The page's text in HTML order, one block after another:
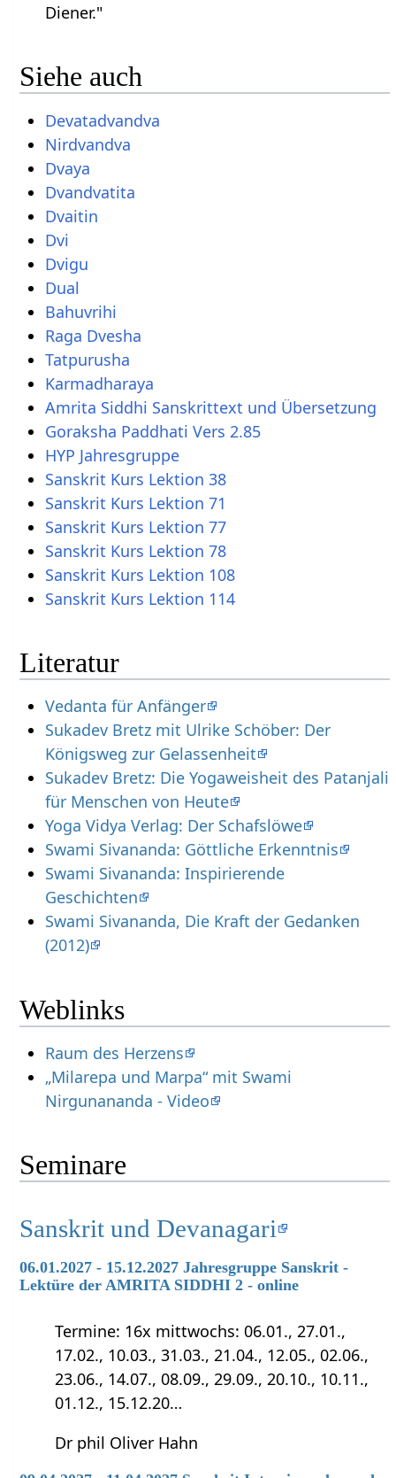
Diener."
Siehe auch
Devatadvandva
Nirdvandva
Dvaya
Dvandvatita
Dvaitin
Dvi
Dvigu
Dual
Bahuvrihi
Raga Dvesha
Tatpurusha
Karmadharaya
Amrita Siddhi Sanskrittext und Übersetzung
Goraksha Paddhati Vers 2.85
HYP Jahresgruppe
Sanskrit Kurs Lektion 38
Sanskrit Kurs Lektion 71
Sanskrit Kurs Lektion 77
Sanskrit Kurs Lektion 78
Sanskrit Kurs Lektion 108
Sanskrit Kurs Lektion 114
Literatur
Vedanta für Anfänger
Sukadev Bretz mit Ulrike Schöber: Der
Königsweg zur Gelassenheit
Sukadev Bretz: Die Yogaweisheit des Patanjali
für Menschen von Heute
Yoga Vidya Verlag: Der Schafslöwe
Swami Sivananda: Göttliche Erkenntnis
Swami Sivananda: Inspirierende
Geschichten
Swami Sivananda, Die Kraft der Gedanken
(2012)
Weblinks
Raum des Herzens
„Milarepa und Marpa“ mit Swami
Nirgunananda - Video
Seminare
Sanskrit und Devanagari
06.01.2027 - 15.12.2027 Jahresgruppe Sanskrit -
Lektüre der AMRITA SIDDHI 2 - online
Termine: 16x mittwochs: 06.01., 27.01.,
17.02., 10.03., 31.03., 21.04., 12.05., 02.06.,
23.06., 14.07., 08.09., 29.09., 20.10., 10.11.,
01.12., 15.12.20…
Dr phil Oliver Hahn